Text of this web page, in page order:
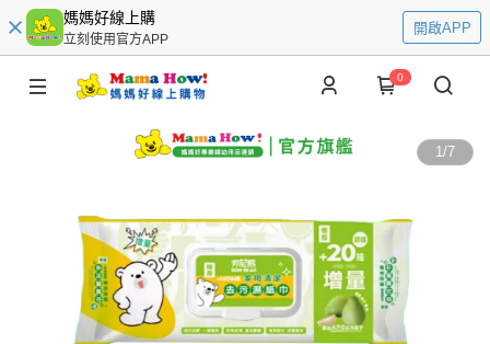
媽媽好線上購
立刻使用官方APP
開啟APP
0
1/7